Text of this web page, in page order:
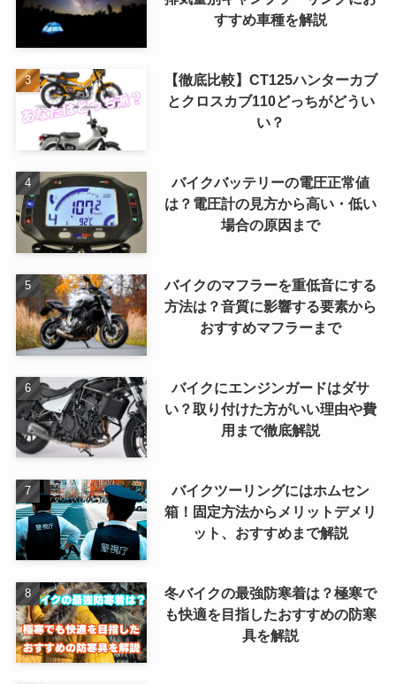
すすめ車種を解説
【徹底比較】CT125ハンターカブ
とクロスカブ110どっちがどうい
い？
バイクバッテリーの電圧正常値
は？電圧計の見方から高い・低い
場合の原因まで
バイクのマフラーを重低音にする
方法は？音質に影響する要素から
おすすめマフラーまで
バイクにエンジンガードはダサ
い？取り付けた方がいい理由や費
用まで徹底解説
バイクツーリングにはホムセン
箱！固定方法からメリットデメリ
ット、おすすめまで解説
冬バイクの最強防寒着は？極寒で
も快適を目指したおすすめの防寒
具を解説